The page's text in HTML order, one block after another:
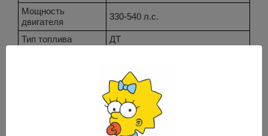
Мощность
двигателя
330-540 л.с.
Тип топлива
ДТ
D13C, аттестация по Евро 5 и
Евро 6
Параболическая и
многолистовая соответственно